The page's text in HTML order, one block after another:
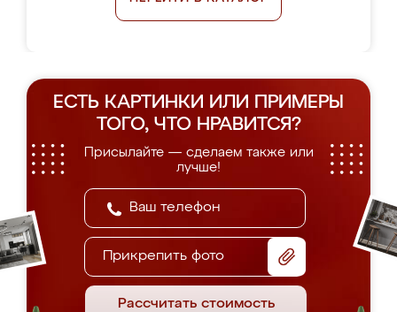
ЕСТЬ КАРТИНКИ ИЛИ ПРИМЕРЫ
ТОГО, ЧТО НРАВИТСЯ?
Присылайте — сделаем также или
лучше!
Прикрепить фото
Рассчитать стоимость